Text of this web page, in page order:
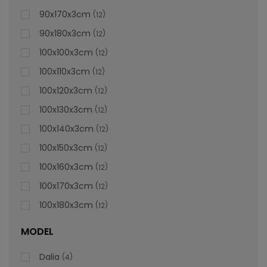
90x170x3cm 12
90x180x3cm 12
100x100x3cm 12
100x110x3cm 12
100x120x3cm 12
100x130x3cm 12
100x140x3cm 12
100x150x3cm 12
100x160x3cm 12
100x170x3cm 12
100x180x3cm 12
MODEL
Dalia 4